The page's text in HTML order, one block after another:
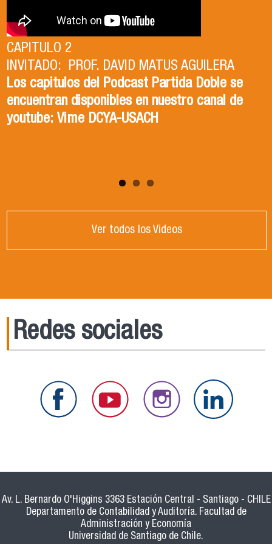
CAPITULO 2
INVITADO: PROF. DAVID MATUS AGUILERA
Los capitulos del Podcast Partida Doble se
encuentran disponibles en nuestro canal de
youtube: Vime DCYA-USACH
CAPITULO 1
INVITADA: DRA. ISABEL TORRES ZAPATA
Los capitulos del Podcast Partida Doble se
encuentran disponibles en nuestro canal de
Ver todos los Videos
Redes sociales
Av. L. Bernardo O'Higgins 3363 Estación Central - Santiago - CHILE
Departamento de Contabilidad y Auditoría. Facultad de
Administración y Economía
Universidad de Santiago de Chile.